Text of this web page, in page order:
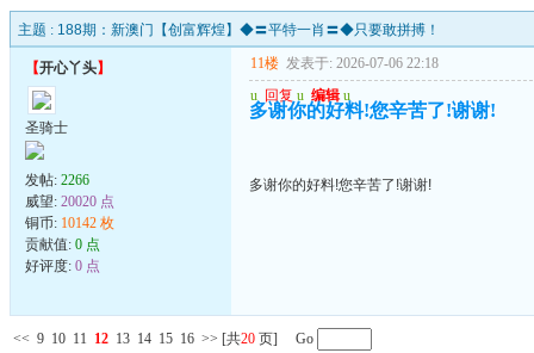
主题 : 188期：新澳门【创富辉煌】◆〓平特一肖〓◆只要敢拼搏！
【开心丫头】
圣骑士
发帖: 2266
威望: 20020 点
铜币: 10142 枚
贡献值: 0 点
好评度: 0 点
11楼 发表于: 2026-07-06 22:18
u 回复 u 编辑 u
多谢你的好料!您辛苦了!谢谢!
多谢你的好料!您辛苦了!谢谢!
<< 9 10 11 12 13 14 15 16 >> [共20 页] Go